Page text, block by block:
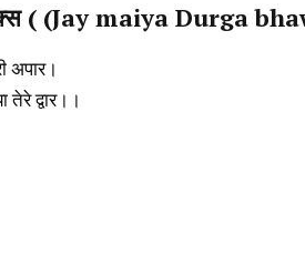
( (Jay maiya Durga
अपार।
द्वार।।